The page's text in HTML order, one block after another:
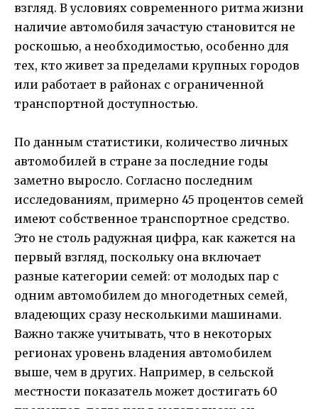
взгляд. В условиях современного ритма жизни
наличие автомобиля зачастую становится не
роскошью, а необходимостью, особенно для
тех, кто живет за пределами крупных городов
или работает в районах с ограниченной
транспортной доступностью.
По данным статистики, количество личных
автомобилей в стране за последние годы
заметно выросло. Согласно последним
исследованиям, примерно 45 процентов семей
имеют собственное транспортное средство.
Это не столь радужная цифра, как кажется на
первый взгляд, поскольку она включает
разные категории семей: от молодых пар с
одним автомобилем до многодетных семей,
владеющих сразу несколькими машинами.
Важно также учитывать, что в некоторых
регионах уровень владения автомобилем
выше, чем в других. Например, в сельской
местности показатель может достигать 60